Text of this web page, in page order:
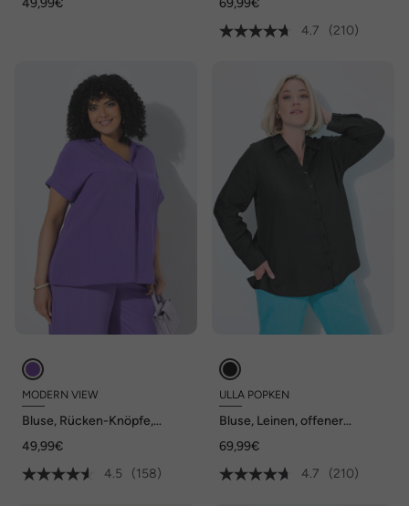
Verschluss
49,99€
69,99€
4.7
(210)
MODERN VIEW
Bluse, Rücken-Knöpfe,
49,99€
4.5
(158)
ULLA POPKEN
Bluse, Leinen, offener
69,99€
4.7
(210)